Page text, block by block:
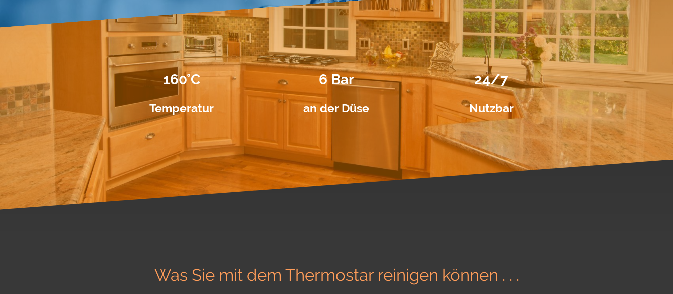
160°C
Temperatur
6 Bar
an der Düse
24/7
Nutzbar
Was Sie mit dem Thermostar reinigen können . . .